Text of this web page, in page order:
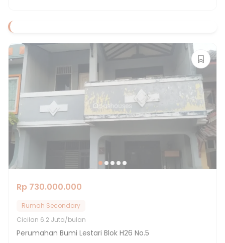
Rp 730.000.000
Rumah Secondary
Cicilan 6.2 Juta/bulan
Perumahan Bumi Lestari Blok H26 No.5